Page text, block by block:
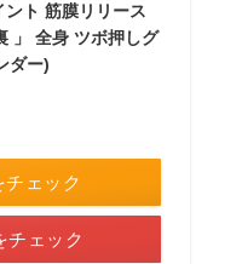
ント 筋膜リリース
」 全身 ツボ押しグ
ダー)
ェック
チェック